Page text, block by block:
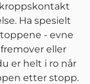
Ha spesielt
- evne
eller
er helt i ro når
etter stopp.